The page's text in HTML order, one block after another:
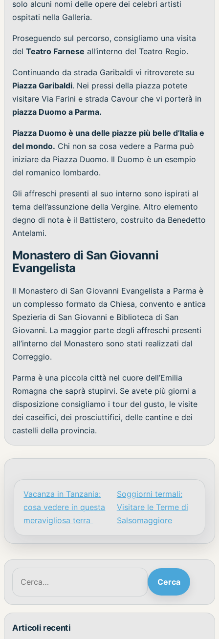
solo alcuni nomi delle opere dei celebri artisti
ospitati nella Galleria.
Proseguendo sul percorso, consigliamo una visita
del Teatro Farnese all’interno del Teatro Regio.
Continuando da strada Garibaldi vi ritroverete su
Piazza Garibaldi. Nei pressi della piazza potete
visitare Via Farini e strada Cavour che vi porterà in
piazza Duomo a Parma.
Piazza Duomo è una delle piazze più belle d’Italia e
del mondo. Chi non sa cosa vedere a Parma può
iniziare da Piazza Duomo. Il Duomo è un esempio
del romanico lombardo.
Gli affreschi presenti al suo interno sono ispirati al
tema dell’assunzione della Vergine. Altro elemento
degno di nota è il Battistero, costruito da Benedetto
Antelami.
Monastero di San Giovanni
Evangelista
Il Monastero di San Giovanni Evangelista a Parma è
un complesso formato da Chiesa, convento e antica
Spezieria di San Giovanni e Biblioteca di San
Giovanni. La maggior parte degli affreschi presenti
all’interno del Monastero sono stati realizzati dal
Correggio.
Parma è una piccola città nel cuore dell’Emilia
Romagna che saprà stupirvi. Se avete più giorni a
disposizione consigliamo i tour del gusto, le visite
dei caseifici, dei prosciuttifici, delle cantine e dei
castelli della provincia.
Navigazione articoli
Vacanza in Tanzania:
cosa vedere in questa
meravigliosa terra
Soggiorni termali:
Visitare le Terme di
Salsomaggiore
Cerca:
Cerca
Articoli recenti